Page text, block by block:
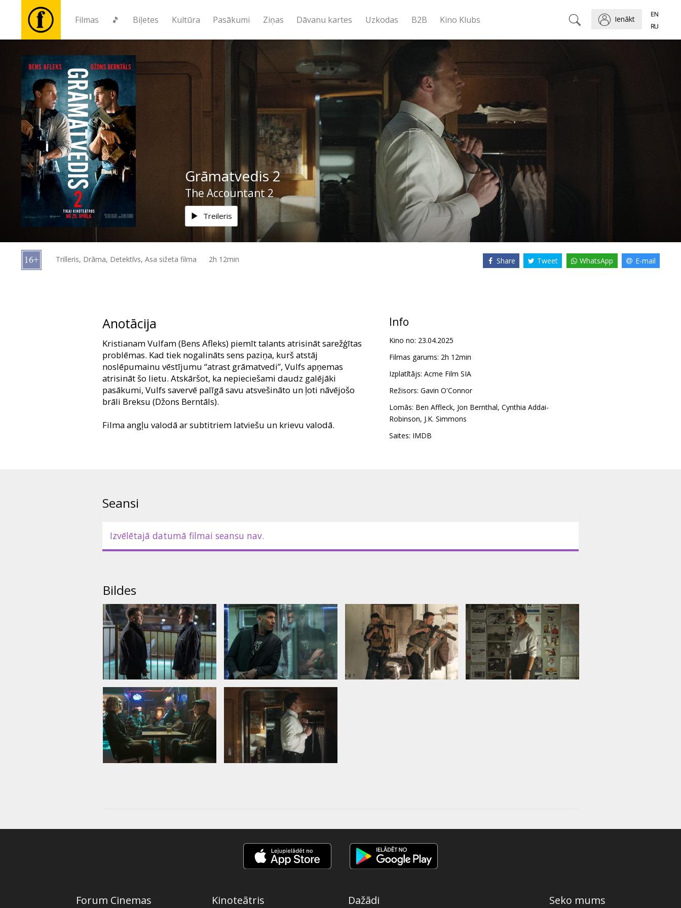
Filmas 🎵 Biļetes Kultūra Pasākumi Ziņas Dāvanu kartes Uzkodas B2B Kino Klubs Ienākt
Filmas
Biļetes
Kultūra
Pasākumi
Ziņas
kartes
Grāmatvedis 2
The Accountant 2
Treileris
Trilleris, Drāma, Detektīvs, Asa sižeta filma 2h 12min Share Tweet WhatsApp E-mail
Anotācija
Kristianam Vulfam (Bens Afleks) piemīt talants atrisināt sarežģītas
problēmas. Kad tiek nogalināts sens paziņa, kurš atstāj
noslēpumainu vēstījumu “atrast grāmatvedi”, Vulfs apņemas
atrisināt šo lietu. Atskāršot, ka nepieciešami daudz galējāki
pasākumi, Vulfs savervē palīgā savu atsvešināto un ļoti nāvējošo
brāli Breksu (Džons Berntāls).
Filma angļu valodā ar subtitriem latviešu un krievu valodā.
Info
Kino no: 23.04.2025
Filmas garums: 2h 12min
Izplatītājs: Acme Film SIA
Režisors: Gavin O'Connor
Lomās: Ben Affleck, Jon Bernthal, Cynthia Addai-
Robinson, J.K. Simmons
Saites: IMDB
Seansi
Izvēlētajā datumā filmai seansu nav.
Bildes
Forum Cinemas Kinoteātris Dažādi Seko mums